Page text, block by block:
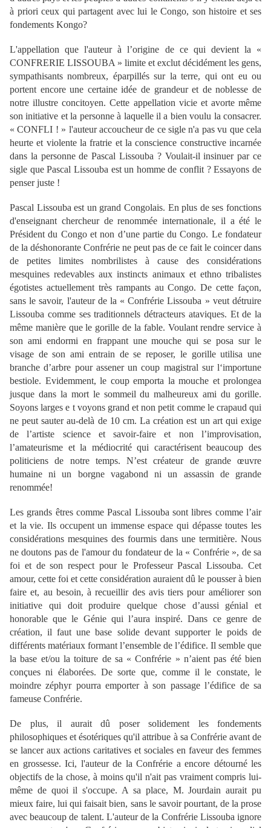
à priori ceux qui partagent avec lui le Congo, son histoire et ses
fondements Kongo?
L'appellation que l'auteur à l’origine de ce qui devient la «
CONFRERIE LISSOUBA » limite et exclut décidément les gens,
sympathisants nombreux, éparpillés sur la terre, qui ont eu ou
portent encore une certaine idée de grandeur et de noblesse de
notre illustre concitoyen. Cette appellation vicie et avorte même
son initiative et la personne à laquelle il a bien voulu la consacrer.
« CONFLI ! » l'auteur accoucheur de ce sigle n'a pas vu que cela
heurte et violente la fratrie et la conscience constructive incarnée
dans la personne de Pascal Lissouba ? Voulait-il insinuer par ce
sigle que Pascal Lissouba est un homme de conflit ? Essayons de
penser juste !
Pascal Lissouba est un grand Congolais. En plus de ses fonctions
d'enseignant chercheur de renommée internationale, il a été le
Président du Congo et non d’une partie du Congo. Le fondateur
de la déshonorante Confrérie ne peut pas de ce fait le coincer dans
de petites limites nombrilistes à cause des considérations
mesquines redevables aux instincts animaux et ethno tribalistes
égotistes actuellement très rampants au Congo. De cette façon,
sans le savoir, l'auteur de la « Confrérie Lissouba » veut détruire
Lissouba comme ses traditionnels détracteurs ataviques. Et de la
même manière que le gorille de la fable. Voulant rendre service à
son ami endormi en frappant une mouche qui se posa sur le
visage de son ami entrain de se reposer, le gorille utilisa une
branche d’arbre pour assener un coup magistral sur l‘importune
bestiole. Evidemment, le coup emporta la mouche et prolongea
jusque dans la mort le sommeil du malheureux ami du gorille.
Soyons larges e t voyons grand et non petit comme le crapaud qui
ne peut sauter au-delà de 10 cm. La création est un art qui exige
de l’artiste science et savoir-faire et non l’improvisation,
l’amateurisme et la médiocrité qui caractérisent beaucoup des
politiciens de notre temps. N’est créateur de grande œuvre
humaine ni un borgne vagabond ni un assassin de grande
renommée!
Les grands êtres comme Pascal Lissouba sont libres comme l’air
et la vie. Ils occupent un immense espace qui dépasse toutes les
considérations mesquines des fourmis dans une termitière. Nous
ne doutons pas de l'amour du fondateur de la « Confrérie », de sa
foi et de son respect pour le Professeur Pascal Lissouba. Cet
amour, cette foi et cette considération auraient dû le pousser à bien
faire et, au besoin, à recueillir des avis tiers pour améliorer son
initiative qui doit produire quelque chose d’aussi génial et
honorable que le Génie qui l’aura inspiré. Dans ce genre de
création, il faut une base solide devant supporter le poids de
différents matériaux formant l’ensemble de l’édifice. Il semble que
la base et/ou la toiture de sa « Confrérie » n’aient pas été bien
conçues ni élaborées. De sorte que, comme il le constate, le
moindre zéphyr pourra emporter à son passage l’édifice de sa
fameuse Confrérie.
De plus, il aurait dû poser solidement les fondements
philosophiques et ésotériques qu'il attribue à sa Confrérie avant de
se lancer aux actions caritatives et sociales en faveur des femmes
en grossesse. Ici, l'auteur de la Confrérie a encore détourné les
objectifs de la chose, à moins qu'il n'ait pas vraiment compris lui-
même de quoi il s'occupe. A sa place, M. Jourdain aurait pu
mieux faire, lui qui faisait bien, sans le savoir pourtant, de la prose
avec beaucoup de talent. L'auteur de la Confrérie Lissouba ignore